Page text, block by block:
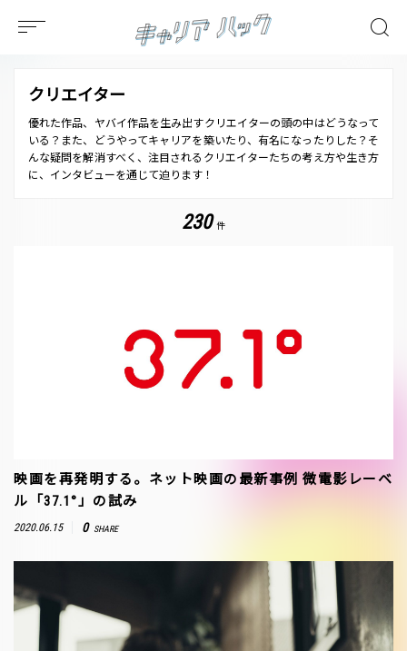
クリエイター
優れた作品、ヤバイ作品を生み出すクリエイターの頭の中はどうなって
いる？また、どうやってキャリアを築いたり、有名になったりした？そ
んな疑問を解消すべく、注目されるクリエイターたちの考え方や生き方
に、インタビューを通じて迫ります！
230 件
映画を再発明する。ネット映画の最新事例 微電影レーベ
ル「37.1°」の試み
2020.06.15 0 SHARE